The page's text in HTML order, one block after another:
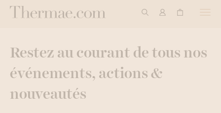
Commencer à
Connexion
Panier
Restez au courant de tous nos
événements, actions &
nouveautés